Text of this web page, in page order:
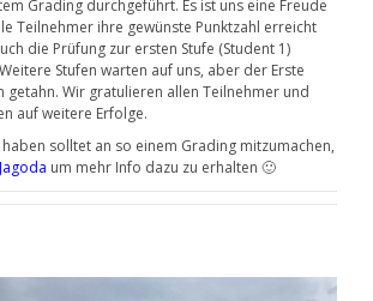
Grading durchgeführt. Es ist uns eine Freude
Teilnehmer ihre gewünste Punktzahl erreicht
die Prüfung zur ersten Stufe (Student 1)
Stufen warten auf uns, aber der Erste
getahn. Wir gratulieren allen Teilnehmer und
auf weitere Erfolge.
solltet an so einem Grading mitzumachen,
Jagoda um mehr Info dazu zu erhalten 🙂